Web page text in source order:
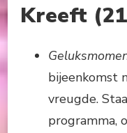
Kreeft
bijeenkomst
vreugde.
programma,